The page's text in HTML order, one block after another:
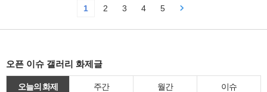
1 2 3 4 5
오픈 이슈 갤러리 화제글
오늘의 화제 주간 월간 이슈